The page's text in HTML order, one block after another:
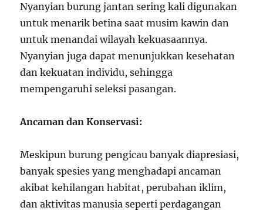
Nyanyian burung jantan sering kali digunakan
untuk menarik betina saat musim kawin dan
untuk menandai wilayah kekuasaannya.
Nyanyian juga dapat menunjukkan kesehatan
dan kekuatan individu, sehingga
mempengaruhi seleksi pasangan.
Ancaman dan Konservasi:
Meskipun burung pengicau banyak diapresiasi,
banyak spesies yang menghadapi ancaman
akibat kehilangan habitat, perubahan iklim,
dan aktivitas manusia seperti perdagangan